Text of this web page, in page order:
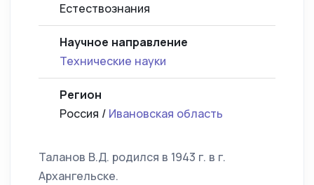
Естествознания
Научное направление
Технические науки
Регион
Россия / Ивановская область
Таланов В.Д. родился в 1943 г. в г.
Архангельске.